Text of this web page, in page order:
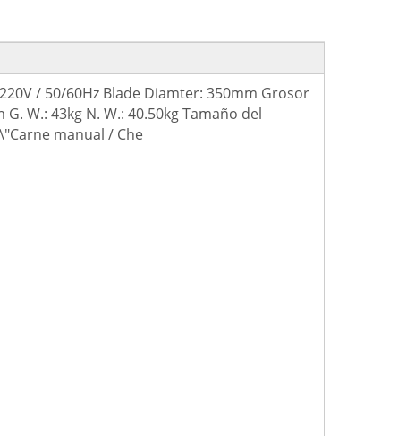
220V / 50/60Hz Blade Diamter: 350mm Grosor
W.: 43kg N. W.: 40.50kg Tamaño del
manual / Che